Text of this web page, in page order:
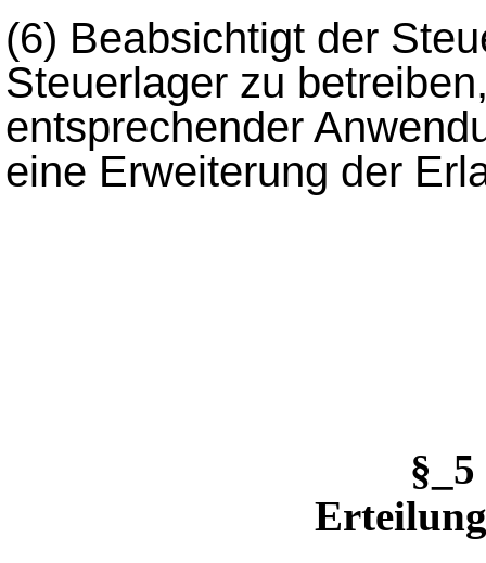
(6) Beabsichtigt der
Steuerlager zu
entsprechender
eine Erweiterung der